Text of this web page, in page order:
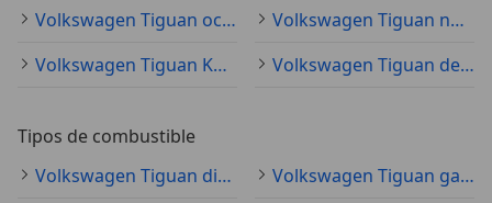
Volkswagen Tiguan ocasión
Volkswagen Tiguan nuevo
Volkswagen Tiguan KM0
Volkswagen Tiguan demostración
Tipos de combustible
Volkswagen Tiguan diésel
Volkswagen Tiguan gasolina